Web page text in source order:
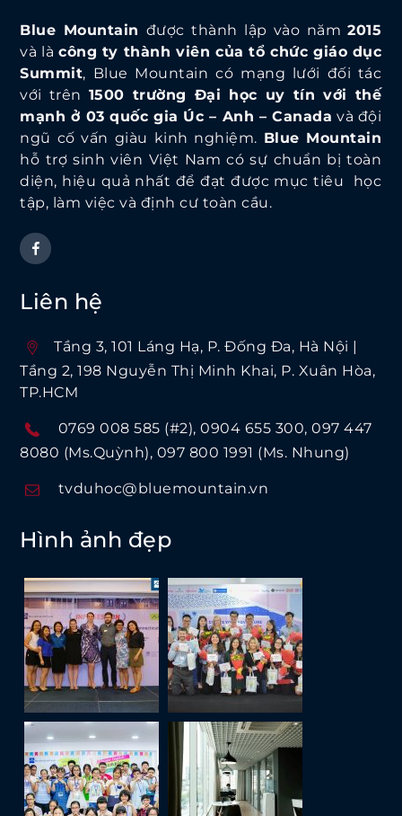
Blue Mountain được thành lập vào năm2015
và làcông ty thành viên của tổ chức giáo dục
Summit, Blue Mountain có mạng lưới đối tác
với trên 1500 trường Đại học uy tín với thế
mạnh ở 03 quốc gia Úc – Anh – Canada và đội
ngũ cố vấn giàu kinh nghiệm. Blue Mountain
hỗ trợ sinh viên Việt Nam có sự chuẩn bị toàn
diện, hiệu quả nhất để đạt được mục tiêu học
tập, làm việc và định cư toàn cầu.
Liên hệ
Tầng 3, 101 Láng Hạ, P. Ðống Ða, Hà Nội |
Tầng 2, 198 Nguyễn Thị Minh Khai, P. Xuân Hòa,
TP.HCM
0769 008 585 (#2) 0904 655 300 097 447
8080 (Ms.Quỳnh) 097 800 1991 (Ms. Nhung)
tvduhoc@bluemountain.vn
Hình ảnh đẹp